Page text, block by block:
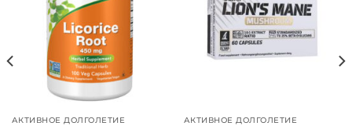
АКТИВНОЕ ДОЛГОЛЕТИЕ АКТИВНОЕ ДОЛГОЛЕТИЕ